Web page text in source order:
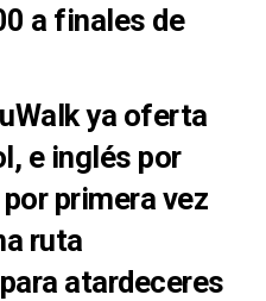
a finales de
ya oferta
e inglés por
primera vez
ruta
atardeceres